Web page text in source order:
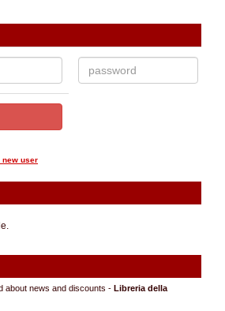
new user
about news and discounts - Libreria della